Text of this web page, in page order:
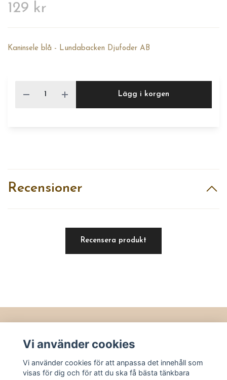
129 kr
Kaninsele blå - Lundabacken Djufoder AB
Lägg i korgen
Recensioner
Recensera produkt
Köpvillkor
Kontakt
Utvalt
Vi använder cookies
Vi använder cookies för att anpassa det innehåll som
visas för dig och för att du ska få bästa tänkbara